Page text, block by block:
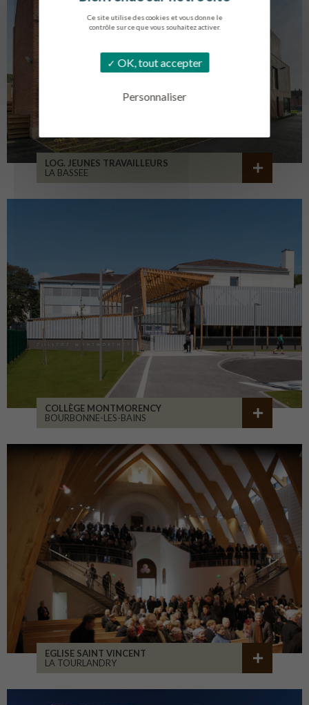
Ce site utilise des cookies et vous donne le
contrôle sur ce que vous souhaitez activer.
OK, tout accepter
Personnaliser
LOG. JEUNES TRAVAILLEURS
LA BASSEE
COLLÈGE MONTMORENCY
BOURBONNE-LES-BAINS
EGLISE SAINT VINCENT
LA TOURLANDRY